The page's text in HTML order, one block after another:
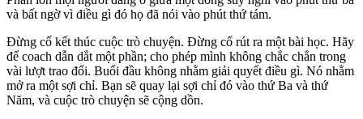
và bất ngờ vì điều gì đó họ đã nói vào phút thứ tám.
Đừng cố kết thúc cuộc trò chuyện. Đừng cố rút ra một bài học. Hãy
để coach dẫn dắt một phần; cho phép mình không chắc chắn trong
vài lượt trao đổi. Buổi đầu không nhằm giải quyết điều gì. Nó nhằm
mở ra một sợi chỉ. Bạn sẽ quay lại sợi chỉ đó vào thứ Ba và thứ
Năm, và cuộc trò chuyện sẽ cộng dồn.